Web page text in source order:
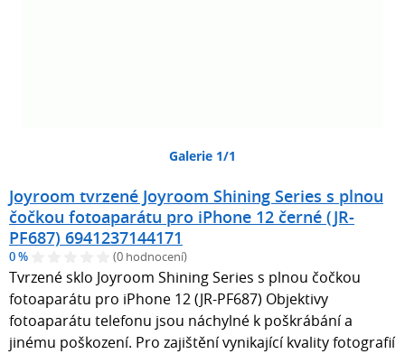
Galerie 1/1
Joyroom tvrzené Joyroom Shining Series s plnou
čočkou fotoaparátu pro iPhone 12 černé (JR-
PF687) 6941237144171
0 % (0 hodnocení)
Tvrzené sklo Joyroom Shining Series s plnou čočkou
fotoaparátu pro iPhone 12 (JR-PF687) Objektivy
fotoaparátu telefonu jsou náchylné k poškrábání a
jinému poškození. Pro zajištění vynikající kvality fotografií